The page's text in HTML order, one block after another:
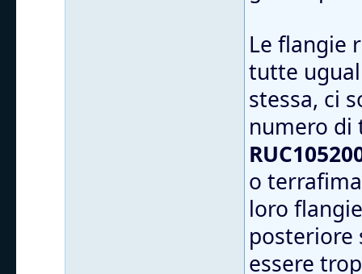
Le flangie
tutte
stessa, ci
numero
o
loro
posteriore
essere